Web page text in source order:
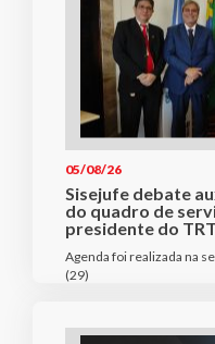
05/08/26
Sisejufe debate
do quadro de
presidente do
Agenda foi realizada na
(29)